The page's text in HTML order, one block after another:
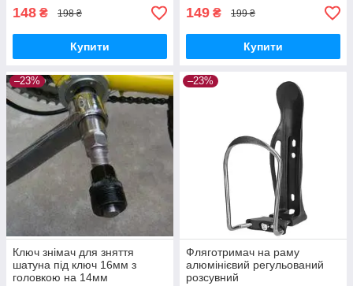
148 ₴ 198 ₴
Купити
149 ₴ 199 ₴
Купити
–23%
Ключ знімач для зняття
шатуна під ключ 16мм з
головкою на 14мм
–23%
Фляготримач на раму
алюмінієвий регульований
розсувний